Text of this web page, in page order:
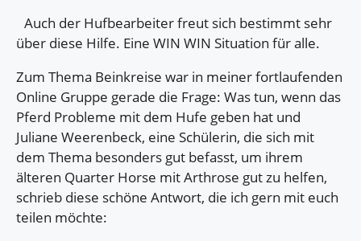
Auch der Hufbearbeiter freut sich bestimmt sehr
über diese Hilfe. Eine WIN WIN Situation für alle.
Zum Thema Beinkreise war in meiner fortlaufenden
Online Gruppe gerade die Frage: Was tun, wenn das
Pferd Probleme mit dem Hufe geben hat und
Juliane Weerenbeck, eine Schülerin, die sich mit
dem Thema besonders gut befasst, um ihrem
älteren Quarter Horse mit Arthrose gut zu helfen,
schrieb diese schöne Antwort, die ich gern mit euch
teilen möchte: